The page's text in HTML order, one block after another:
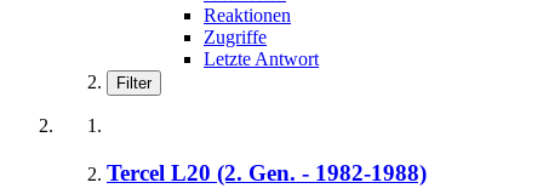
Reaktionen
Zugriffe
Letzte Antwort
Filter
Tercel L20 (2. Gen. - 1982-1988)